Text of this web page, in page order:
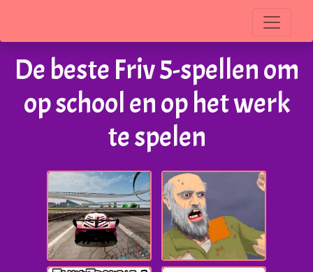
De beste Friv 5-spellen om
op school en op het werk
te spelen